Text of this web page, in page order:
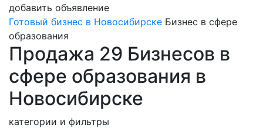
добавить объявление
Готовый бизнес в Новосибирске Бизнес в сфере
образования
Продажа 29 Бизнесов в
сфере образования в
Новосибирске
категории и фильтры